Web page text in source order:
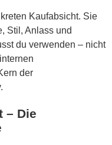
Kaufabsicht. Sie
Stil, Anlass und
du verwenden – nicht
der
– Die